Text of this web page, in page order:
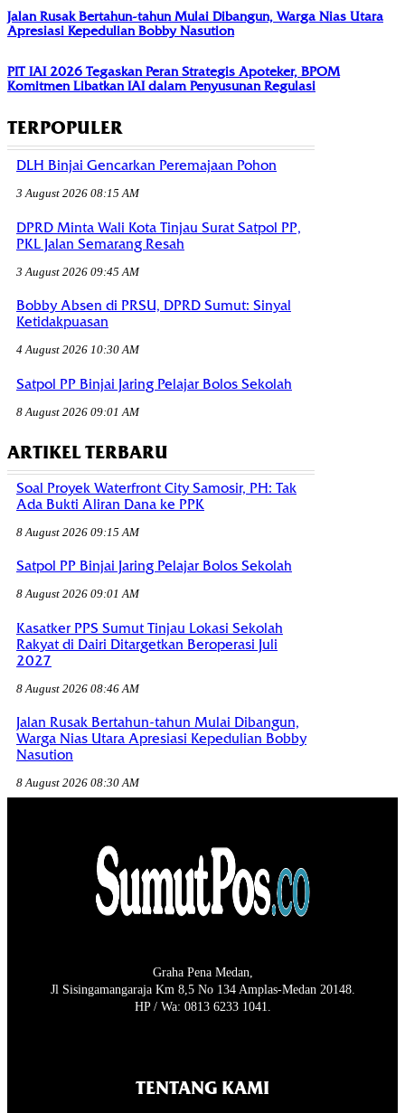
Jalan Rusak Bertahun-tahun Mulai Dibangun, Warga Nias Utara
Apresiasi Kepedulian Bobby Nasution
PIT IAI 2026 Tegaskan Peran Strategis Apoteker, BPOM
Komitmen Libatkan IAI dalam Penyusunan Regulasi
TERPOPULER
DLH Binjai Gencarkan Peremajaan Pohon
3 August 2026 08:15 AM
DPRD Minta Wali Kota Tinjau Surat Satpol PP,
PKL Jalan Semarang Resah
3 August 2026 09:45 AM
Bobby Absen di PRSU, DPRD Sumut: Sinyal
Ketidakpuasan
4 August 2026 10:30 AM
Satpol PP Binjai Jaring Pelajar Bolos Sekolah
8 August 2026 09:01 AM
ARTIKEL TERBARU
Soal Proyek Waterfront City Samosir, PH: Tak
Ada Bukti Aliran Dana ke PPK
8 August 2026 09:15 AM
Satpol PP Binjai Jaring Pelajar Bolos Sekolah
8 August 2026 09:01 AM
Kasatker PPS Sumut Tinjau Lokasi Sekolah
Rakyat di Dairi Ditargetkan Beroperasi Juli
2027
8 August 2026 08:46 AM
Jalan Rusak Bertahun-tahun Mulai Dibangun,
Warga Nias Utara Apresiasi Kepedulian Bobby
Nasution
8 August 2026 08:30 AM
Graha Pena Medan,
Jl Sisingamangaraja Km 8,5 No 134 Amplas-Medan 20148.
HP / Wa: 0813 6233 1041.
TENTANG KAMI